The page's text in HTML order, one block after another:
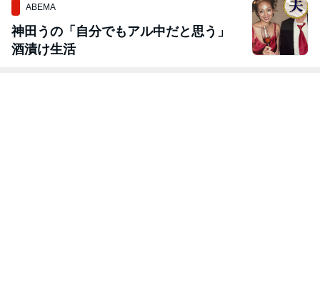
ABEMA
神田うの「自分でもアル中だと思う」
酒漬け生活